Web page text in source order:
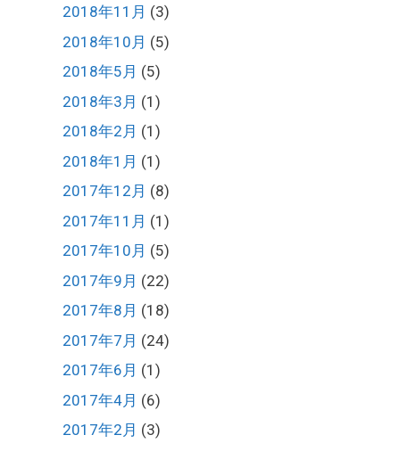
2018年11月 (3)
2018年10月 (5)
2018年5月 (5)
2018年3月 (1)
2018年2月 (1)
2018年1月 (1)
2017年12月 (8)
2017年11月 (1)
2017年10月 (5)
2017年9月 (22)
2017年8月 (18)
2017年7月 (24)
2017年6月 (1)
2017年4月 (6)
2017年2月 (3)